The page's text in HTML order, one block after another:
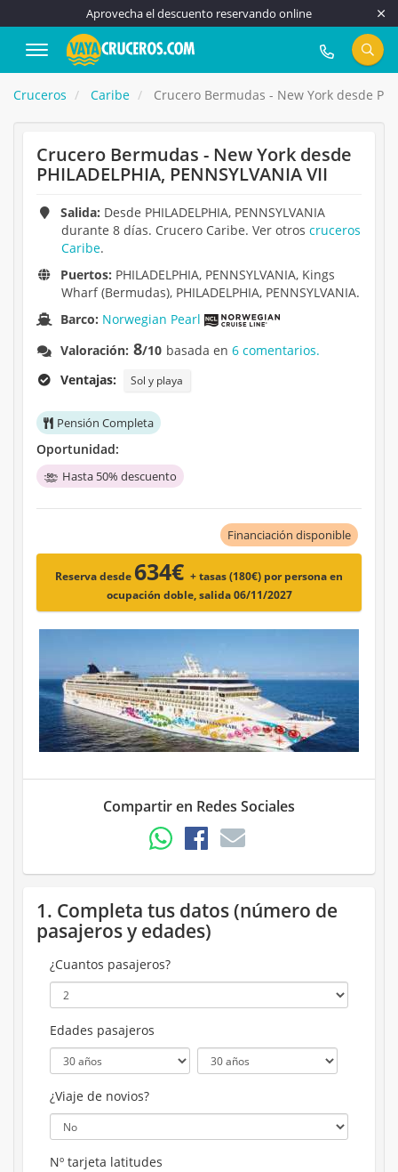
Aprovecha el descuento reservando online
917 815 555
Cruceros Caribe Crucero Bermudas - New York desde
Crucero Bermudas - New York desde
PHILADELPHIA, PENNSYLVANIA VII
Salida: Desde PHILADELPHIA, PENNSYLVANIA
durante 8 días. Crucero Caribe. Ver otros cruceros
Caribe.
Puertos: PHILADELPHIA, PENNSYLVANIA, Kings
Wharf (Bermudas), PHILADELPHIA, PENNSYLVANIA.
Barco: Norwegian Pearl
Valoración: 8/10 basada en6 comentarios.
Ventajas:
Sol y playa
Pensión Completa
Oportunidad:
Hasta 50% descuento
Financiación disponible
Reserva desde 634€ + tasas (180€) por persona en
ocupación doble, salida 06/11/2027
Compartir en Redes Sociales
1. Completa tus datos (número de
pasajeros y edades)
¿Cuantos pasajeros?
Edades pasajeros
¿Viaje de novios?
Nº tarjeta latitudes